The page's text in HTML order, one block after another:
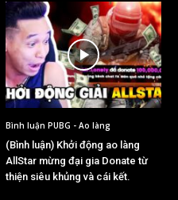
Bình luận PUBG - Ao làng
(Bình luận) Khởi động ao làng
AllStar mừng đại gia Donate từ
thiện siêu khủng và cái kết.